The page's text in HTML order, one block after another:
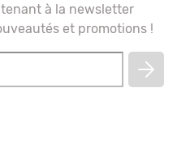
à la newsletter
et promotions !